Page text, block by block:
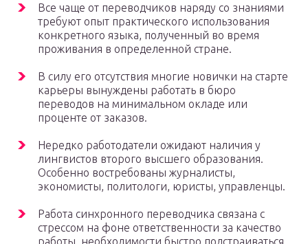
Все чаще от переводчиков наряду со знаниями
требуют опыт практического использования
конкретного языка, полученный во время
проживания в определенной стране.
В силу его отсутствия многие новички на старте
карьеры вынуждены работать в бюро
переводов на минимальном окладе или
проценте от заказов.
Нередко работодатели ожидают наличия у
лингвистов второго высшего образования.
Особенно востребованы журналисты,
экономисты, политологи, юристы, управленцы.
Работа синхронного переводчика связана с
стрессом на фоне ответственности за качество
работы, необходимости быстро подстраиваться